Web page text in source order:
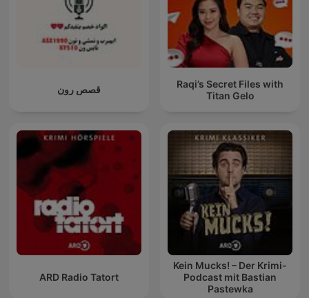
قصص رون
Raqi’s Secret Files with
Titan Gelo
ARD Radio Tatort
Kein Mucks! – Der Krimi-
Podcast mit Bastian
Pastewka